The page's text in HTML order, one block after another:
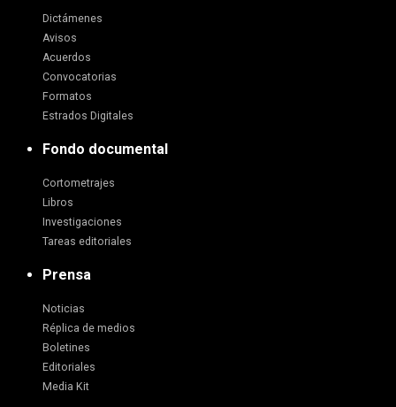
Dictámenes
Avisos
Acuerdos
Convocatorias
Formatos
Estrados Digitales
Fondo documental
Cortometrajes
Libros
Investigaciones
Tareas editoriales
Prensa
Noticias
Réplica de medios
Boletines
Editoriales
Media Kit